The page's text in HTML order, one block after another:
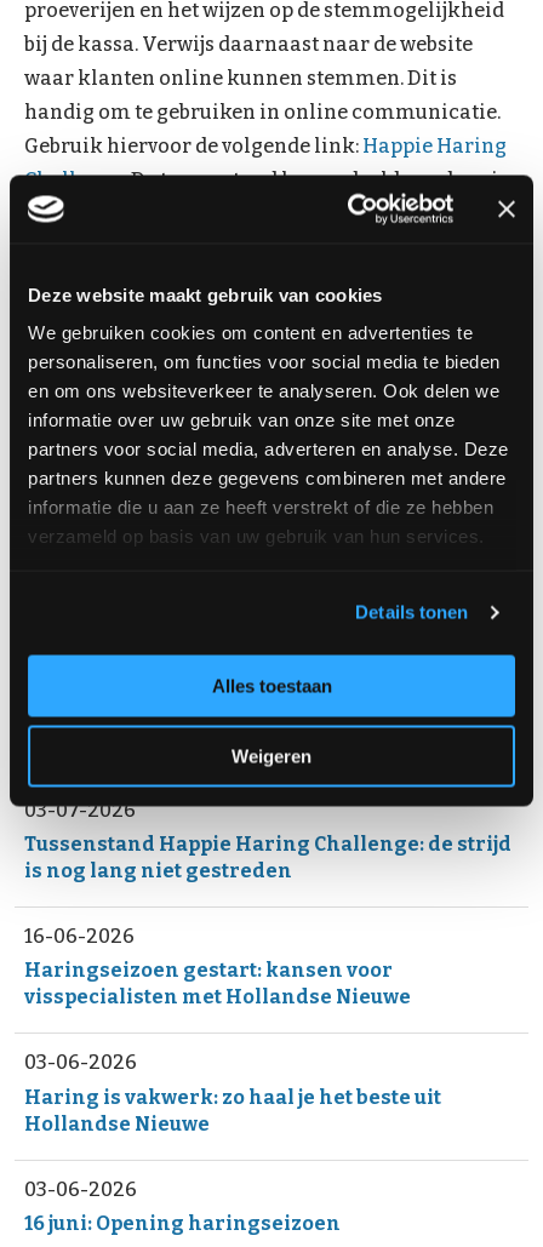
Deze website maakt gebruik van cookies
We gebruiken cookies om content en advertenties te
personaliseren, om functies voor social media te bieden
en om ons websiteverkeer te analyseren. Ook delen we
informatie over uw gebruik van onze site met onze
partners voor social media, adverteren en analyse. Deze
partners kunnen deze gegevens combineren met andere
informatie die u aan ze heeft verstrekt of die ze hebben
verzameld op basis van uw gebruik van hun services.
Details tonen
Alles toestaan
Weigeren
proeverijen en het wijzen op de stemmogelijkheid
bij de kassa. Verwijs daarnaast naar de website
waar klanten online kunnen stemmen. Dit is
handig om te gebruiken in online communicatie.
Gebruik hiervoor de volgende link: Happie Haring
Challenge. De tussenstand kan gedeeld worden via
eigen social kanalen. Zo blijft de winkel de hele
Download hier de social media berichten en
video's om te delen op de eigen kanalen en laat
Bestel hier het materiaal voor Happie
Haring Challenge
Tussenstand Happie Haring Challenge: de strijd
is nog volop in beweging
03-07-2026
Tussenstand Happie Haring Challenge: de strijd
is nog lang niet gestreden
16-06-2026
Haringseizoen gestart: kansen voor
visspecialisten met Hollandse Nieuwe
03-06-2026
Haring is vakwerk: zo haal je het beste uit
Hollandse Nieuwe
03-06-2026
16 juni: Opening haringseizoen